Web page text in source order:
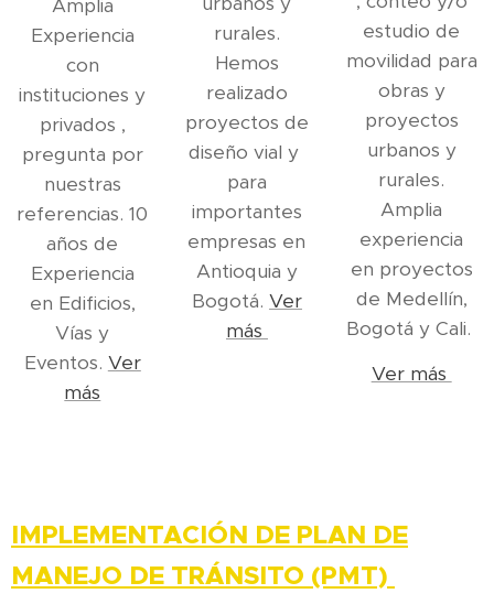
Amplia
Experiencia
con
instituciones y
privados ,
pregunta por
nuestras
referencias. 10
años de
Experiencia
en Edificios,
Vías y
Eventos. Ver
más
rurales.
Hemos
realizado
proyectos de
diseño vial y
para
importantes
empresas en
Antioquia y
Bogotá. Ver
más
estudio de
movilidad para
obras y
proyectos
urbanos y
rurales.
Amplia
experiencia
en proyectos
de Medellín,
Bogotá y Cali.
Ver más
IMPLEMENTACIÓN DE PLAN DE
MANEJO DE TRÁNSITO (PMT)